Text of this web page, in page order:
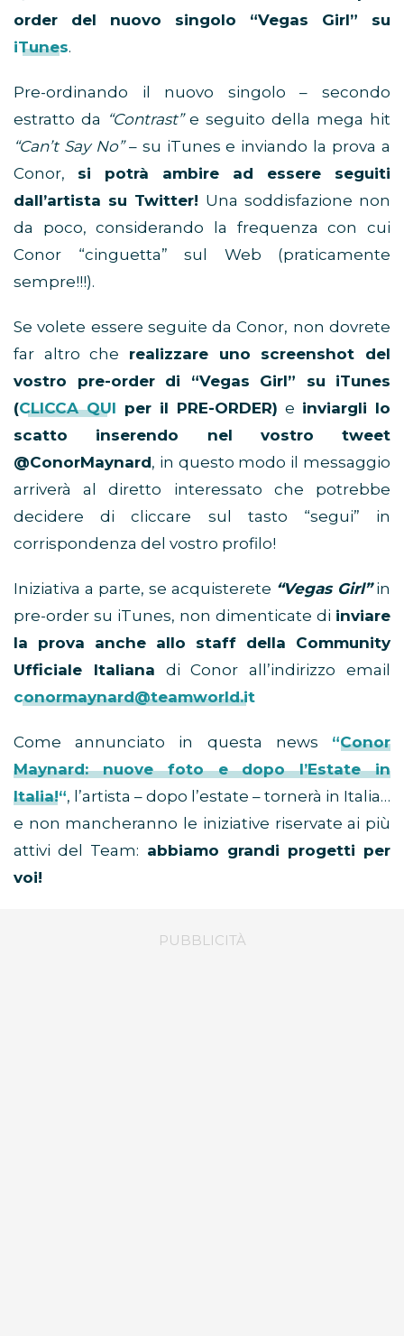
order del nuovo singolo “Vegas Girl” su
iTunes.
Pre-ordinando il nuovo singolo – secondo
estratto da “Contrast”e seguito della mega hit
“Can’t Say No”– su iTunes e inviando la prova a
Conor, si potrà ambire ad essere seguiti
dall’artista su Twitter! Una soddisfazione non
da poco, considerando la frequenza con cui
Conor “cinguetta” sul Web (praticamente
sempre!!!).
Se volete essere seguite da Conor, non dovrete
far altro che realizzare uno screenshot del
vostro pre-order di “Vegas Girl” su iTunes
(CLICCA QUI per il PRE-ORDER) e inviargli lo
scatto inserendo nel vostro tweet
@ConorMaynard, in questo modo il messaggio
arriverà al diretto interessato che potrebbe
decidere di cliccare sul tasto “segui” in
corrispondenza del vostro profilo!
Iniziativa a parte, se acquisterete “Vegas Girl”in
pre-order su iTunes, non dimenticate di inviare
la prova anche allo staff della Community
Ufficiale Italiana di Conor all’indirizzo email
conormaynard@teamworld.it
Come annunciato in questa news “Conor
Maynard: nuove foto e dopo l’Estate in
Italia!“, l’artista – dopo l’estate – tornerà in Italia…
e non mancheranno le iniziative riservate ai più
attivi del Team: abbiamo grandi progetti per
voi!